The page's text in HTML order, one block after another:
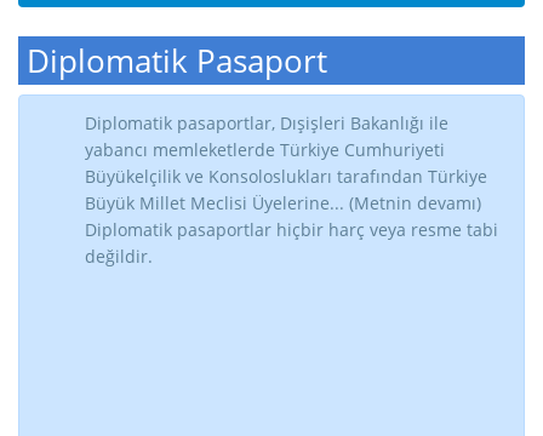
Diplomatik Pasaport
Diplomatik pasaportlar, Dışişleri Bakanlığı ile
yabancı memleketlerde Türkiye Cumhuriyeti
Büyükelçilik ve Konsoloslukları tarafından Türkiye
Büyük Millet Meclisi Üyelerine... (Metnin devamı)
Diplomatik pasaportlar hiçbir harç veya resme tabi
değildir.